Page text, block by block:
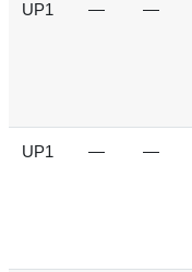
UP1 — —
UP1 — —